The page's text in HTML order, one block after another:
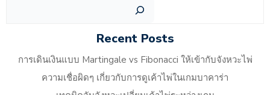
Recent Posts
การเดินเงินแบบ Martingale vs Fibonacci ให้เข้ากับจังหวะไพ่
ความเชื่อผิดๆ เกี่ยวกับการดูเค้าไพ่ในเกมบาคาร่า